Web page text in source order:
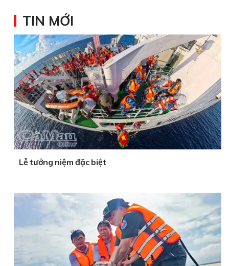
TIN MỚI
Lễ tưởng niệm đặc biệt